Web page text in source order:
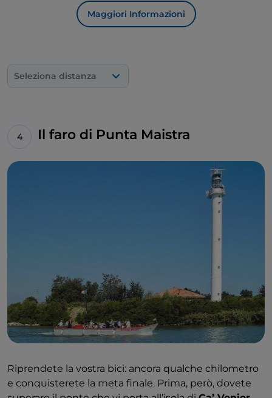
Maggiori Informazioni
Seleziona distanza
Il faro di Punta Maistra
Riprendete la vostra bici: ancora qualche chilometro
e conquisterete la meta finale. Prima, però, dovete